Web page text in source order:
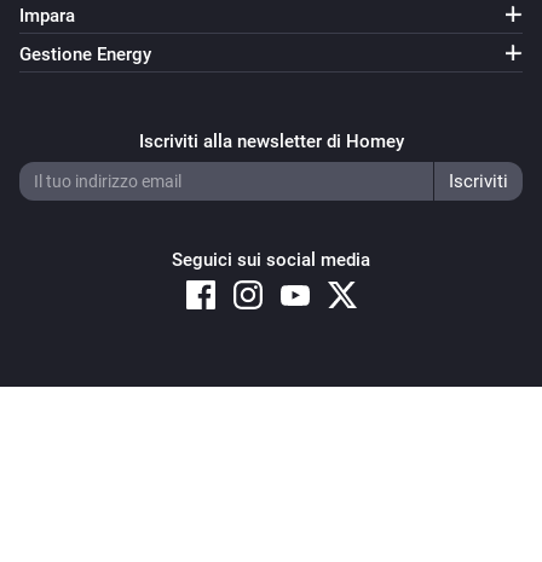
Impara
Gestione Energy
Iscriviti alla newsletter di Homey
Seguici sui social media